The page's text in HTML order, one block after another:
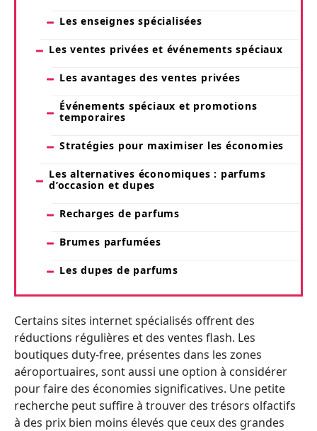
Les enseignes spécialisées
Les ventes privées et événements spéciaux
Les avantages des ventes privées
Événements spéciaux et promotions
temporaires
Stratégies pour maximiser les économies
Les alternatives économiques : parfums
d’occasion et dupes
Recharges de parfums
Brumes parfumées
Les dupes de parfums
Certains sites internet spécialisés offrent des
réductions régulières et des ventes flash. Les
boutiques duty-free, présentes dans les zones
aéroportuaires, sont aussi une option à considérer
pour faire des économies significatives. Une petite
recherche peut suffire à trouver des trésors olfactifs
à des prix bien moins élevés que ceux des grandes